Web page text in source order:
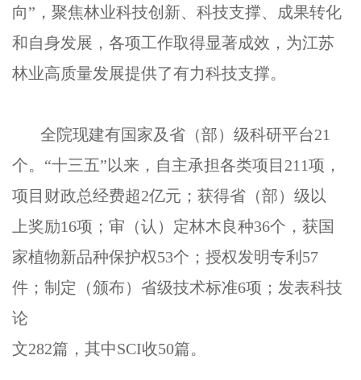
向”，聚焦林业科技创新、科技支撑、成果转化
和自身发展，各项工作取得显著成效，为江苏
林业高质量发展提供了有力科技支撑。
全院现建有国家及省（部）级科研平台21
个。“十三五”以来，自主承担各类项目211项，
项目财政总经费超2亿元；获得省（部）级以
上奖励16项；审（认）定林木良种36个，获国
家植物新品种保护权53个；授权发明专利57
件；制定（颁布）省级技术标准6项；发表科技
论
文282篇，其中SCI收50篇。